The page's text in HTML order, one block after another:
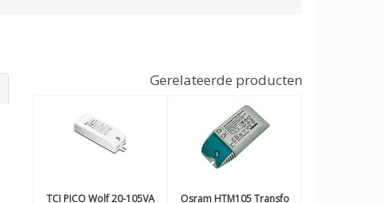
Gerelateerde producten
TCIPICO Wolf 20-105VA
Osram HTM105 Transfo